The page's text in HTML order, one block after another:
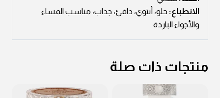
الانطباع: حلو، أنثوي، دافئ، جذاب، مناسب المساء
والأجواء الباردة
منتجات ذات صلة